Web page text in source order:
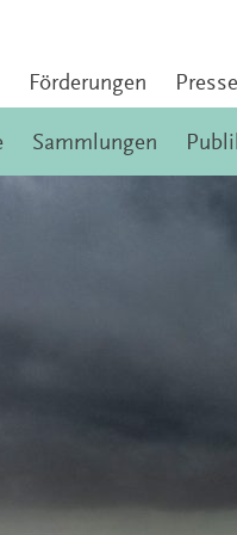
Förderungen Presse
Sammlungen